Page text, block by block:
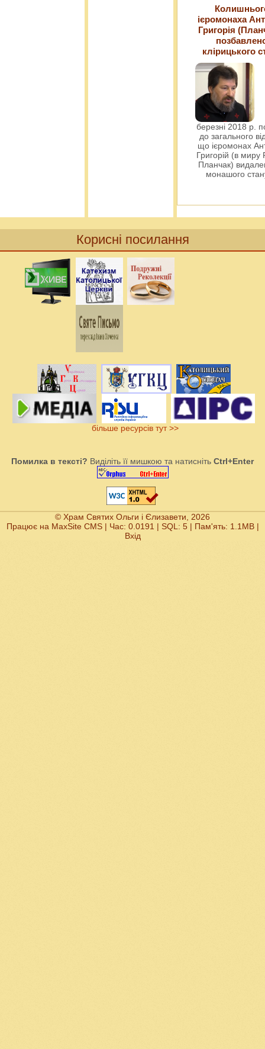
ієромонаха
Григорія
клірицького
березні 2018 р.
до загального
що ієромонах
Григорій (в миру
Планчак)
монашого
Корисні посилання
більше ресурсів тут >>
Помилка в тексті? Виділіть її мишкою та натисніть Ctrl+Enter
© Храм Святих Ольги і Єлизавети, 2026
Працює на MaxSite CMS| Час: 0.0191 | SQL: 5 | Пам'ять: 1.1MB|
Вхід